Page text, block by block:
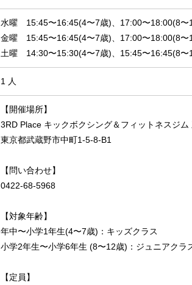
水曜 15:45〜16:45(4〜7歳)、17:00〜18:00(8〜
金曜 15:45〜16:45(4〜7歳)、17:00〜18:00(8〜
土曜 14:30〜15:30(4〜7歳)、15:45〜16:45(8〜
1 人
【開催場所】
3RD Place キックボクシング＆フィットネスジム
東京都武蔵野市中町1-5-8-B1
【問い合わせ】
0422-68-5968
【対象年齢】
年中〜小学1年生(4〜7歳)：キッズクラス
小学2年生〜小学6年生 (8〜12歳)：ジュニアクラ
【定員】